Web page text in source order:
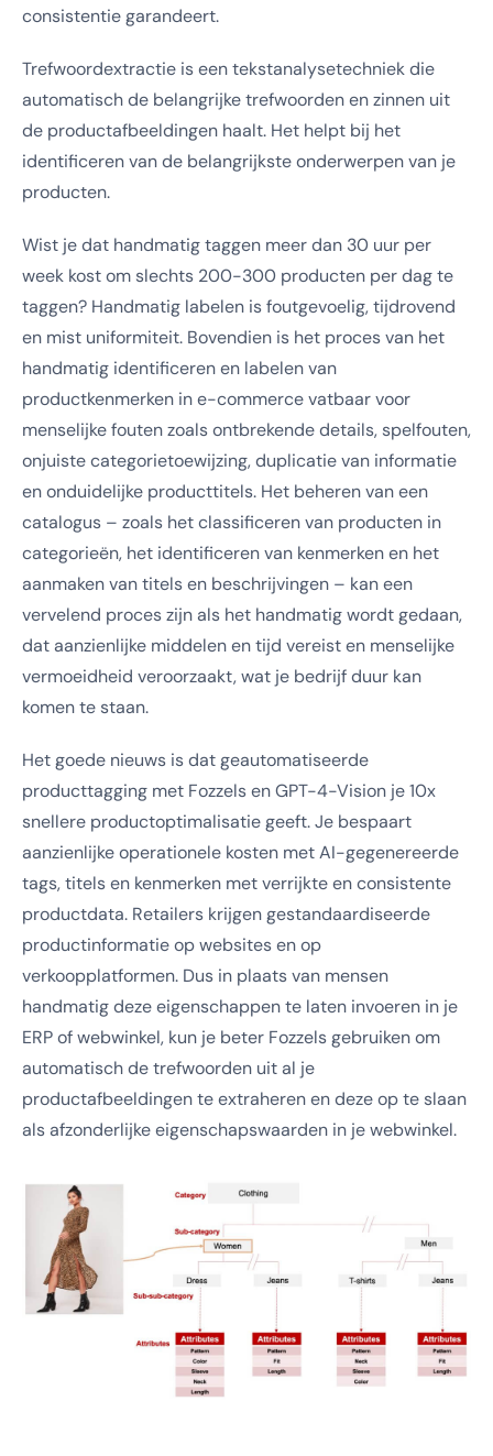
consistentie garandeert.
Trefwoordextractie is een tekstanalysetechniek die
automatisch de belangrijke trefwoorden en zinnen uit
de productafbeeldingen haalt. Het helpt bij het
identificeren van de belangrijkste onderwerpen van je
producten.
Wist je dat handmatig taggen meer dan 30 uur per
week kost om slechts 200-300 producten per dag te
taggen? Handmatig labelen is foutgevoelig, tijdrovend
en mist uniformiteit. Bovendien is het proces van het
handmatig identificeren en labelen van
productkenmerken in e-commerce vatbaar voor
menselijke fouten zoals ontbrekende details, spelfouten,
onjuiste categorietoewijzing, duplicatie van informatie
en onduidelijke producttitels. Het beheren van een
catalogus – zoals het classificeren van producten in
categorieën, het identificeren van kenmerken en het
aanmaken van titels en beschrijvingen – kan een
vervelend proces zijn als het handmatig wordt gedaan,
dat aanzienlijke middelen en tijd vereist en menselijke
vermoeidheid veroorzaakt, wat je bedrijf duur kan
komen te staan.
Het goede nieuws is dat geautomatiseerde
producttagging met Fozzels en GPT-4-Vision je 10x
snellere productoptimalisatie geeft. Je bespaart
aanzienlijke operationele kosten met AI-gegenereerde
tags, titels en kenmerken met verrijkte en consistente
productdata. Retailers krijgen gestandaardiseerde
productinformatie op websites en op
verkoopplatformen. Dus in plaats van mensen
handmatig deze eigenschappen te laten invoeren in je
ERP of webwinkel, kun je beter Fozzels gebruiken om
automatisch de trefwoorden uit al je
productafbeeldingen te extraheren en deze op te slaan
als afzonderlijke eigenschapswaarden in je webwinkel.